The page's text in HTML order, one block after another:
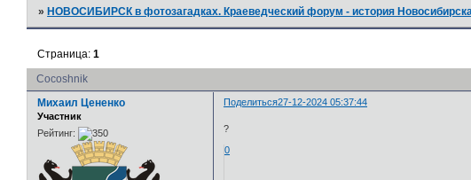
»НОВОСИБИРСК в фотозагадках. Краеведческий форум - история
Cocoshnik
Страница:1
Поделиться27-12-2024 05:37:44
Михаил Цененко
Участник
Рейтинг:
?
0